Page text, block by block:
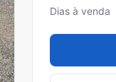
Dias à venda